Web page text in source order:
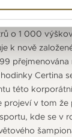
japonskou
sjede z
o 1 000
k nově
Certina
této
projeví v tom že
kde se v